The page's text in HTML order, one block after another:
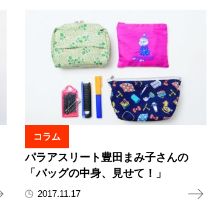
コラム
パラアスリート豊田まみ子さんの
「バッグの中身、見せて！」
2017.11.17